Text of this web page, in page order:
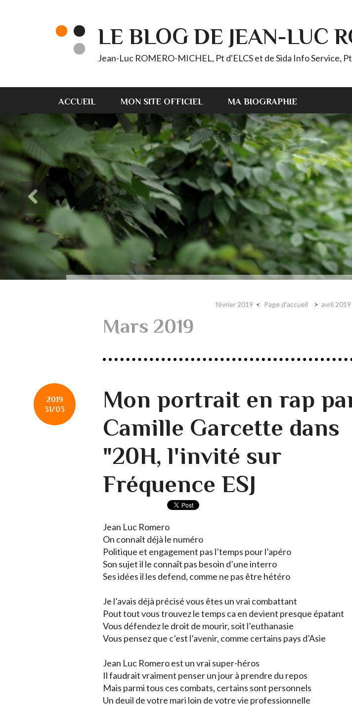
LE BLOG DE JEAN-LUC
Jean-Luc ROMERO-MICHEL, Pt d'ELCS et de Sida Info Service,
ACCUEIL MON SITE OFFICIEL MA BIOGRAPHIE
février 2019 Page d'accueil avril 2019
Mars 2019
2019
31/03
Mon portrait en rap
Camille Garcette dans
"20H, l'invité sur
Fréquence ESJ
Jean Luc Romero
On connaît déjà le numéro
Politique et engagement pas l’temps pour l’apéro
Son sujet il le connaît pas besoin d’une interro
Ses idées il les defend, comme ne pas être hétéro
Je l’avais déjà précisé vous êtes un vrai combattant
Pout tout vous trouvez le temps ca en devient presque épatant
Vous défendez le droit de mourir, soit l’euthanasie
Vous pensez que c’est l’avenir, comme certains pays d’Asie
Jean Luc Romero est un vrai super-héros
Il faudrait vraiment penser un jour à prendre du repos
Mais parmi tous ces combats, certains sont personnels
Un deuil de votre mari loin de votre vie professionnelle